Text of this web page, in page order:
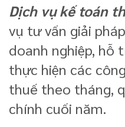
Dịch vụ kế toán
vụ tư vấn giải
doanh nghiệp, hỗ
thực hiện các
thuế theo tháng,
chính cuối năm.